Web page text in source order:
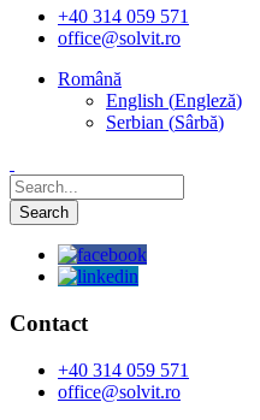
+40 314 059 571
office@solvit.ro
Română
English (Engleză)
Serbian (Sârbă)
Contact
+40 314 059 571
office@solvit.ro